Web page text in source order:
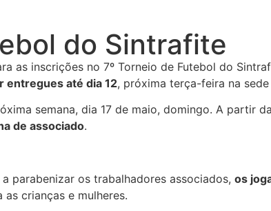
do Sintrafite
as inscrições no 7º Torneio de Futebol do
entregues até dia 12, próxima terça-feira na
semana, dia 17 de maio, domingo. A partir
de associado.
parabenizar os trabalhadores associados, os
crianças e mulheres.